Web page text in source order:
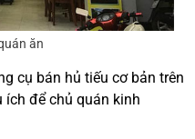
ăn
cụ bán hủ tiếu cơ bản trên
để chủ quán kinh